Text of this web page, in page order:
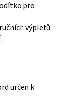
pro
výpletů
určen k